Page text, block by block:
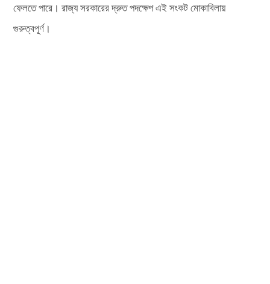
ফেলতে পারে। রাজ্য সরকারের দ্রুত পদক্ষেপ এই সংকট মোকাবিলায়
গুরুত্বপূর্ণ।